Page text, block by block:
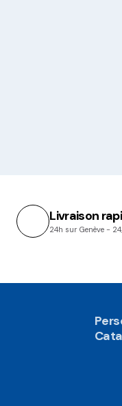
Livraison
24h sur Genève -